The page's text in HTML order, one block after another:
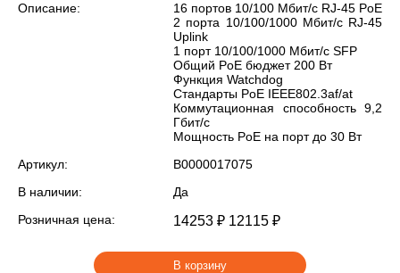
Описание:
16 портов 10/100 Мбит/с RJ-45 PoE
2 порта 10/100/1000 Мбит/с RJ-45
Uplink
1 порт 10/100/1000 Мбит/с SFP
Общий PoE бюджет 200 Вт
Функция Watchdog
Стандарты PoE IEEE802.3af/at
Коммутационная способность 9,2
Гбит/с
Мощность PoE на порт до 30 Вт
Артикул:
В0000017075
В наличии:
Да
Розничная цена:
14253 ₽ 12115 ₽
В корзину